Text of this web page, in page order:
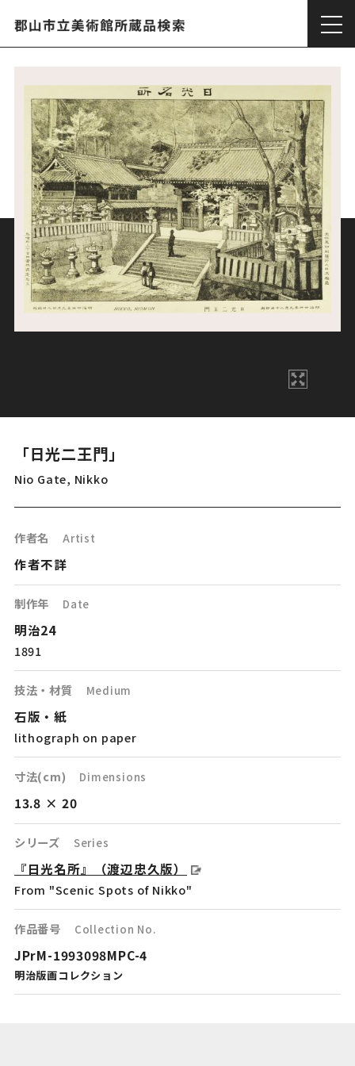
「日光二王門」
Nio Gate, Nikko
作者名 Artist
作者不詳
制作年 Date
明治24
1891
技法・材質 Medium
石版・紙
lithograph on paper
寸法(cm) Dimensions
13.8 × 20
シリーズ Series
『日光名所』（渡辺忠久版）
From "Scenic Spots of Nikko"
作品番号 Collection No.
JPrM-1993098MPC-4
明治版画コレクション